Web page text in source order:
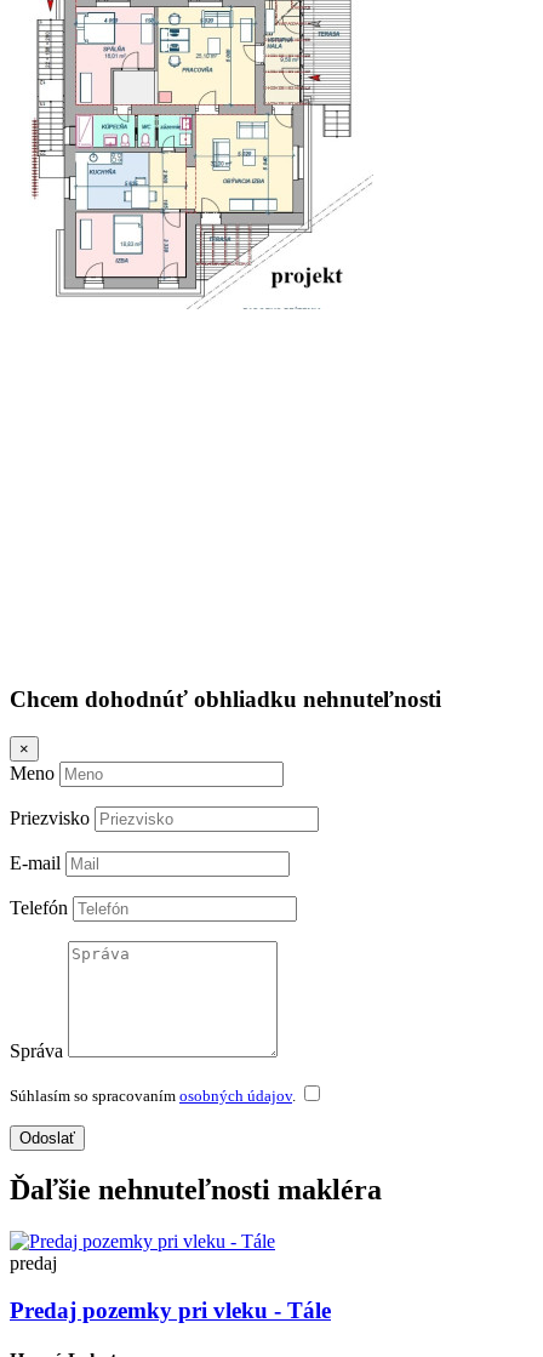
Chcem dohodnúť obhliadku nehnuteľnosti
×
Meno
Priezvisko
E-mail
Telefón
Správa
Súhlasím so spracovaním osobných údajov.
Odoslať
Ďaľšie nehnuteľnosti makléra
predaj
Predaj pozemky pri vleku - Tále